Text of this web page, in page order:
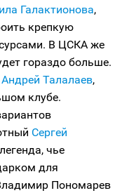
Галактионова,
крепкую
В ЦСКА же
гораздо больше.
Андрей Талалаев,
клубе.
Сергей
чье
для
Пономарев